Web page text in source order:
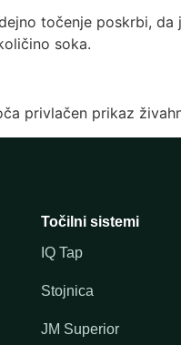
točenje poskrbi,
soka.
privlačen prikaz
Točilni sistemi
IQ Tap
Stojnica
JM Superior